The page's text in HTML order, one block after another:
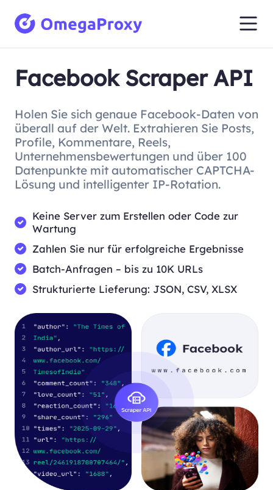
Facebook Scraper API
Holen Sie sich genaue Facebook-Daten von
überall auf der Welt. Extrahieren Sie Posts,
Profile, Kommentare, Reels,
Unternehmensbewertungen und über 100
Datenpunkte mit automatischer CAPTCHA-
Lösung und intelligenter IP-Rotation.
Keine Server zum Erstellen oder Code zur
Wartung
Zahlen Sie nur für erfolgreiche Ergebnisse
Batch-Anfragen – bis zu 10K URLs
Strukturierte Lieferung: JSON, CSV, XLSX